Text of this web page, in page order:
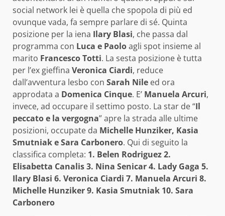
social network lei è quella che spopola di più ed
ovunque vada, fa sempre parlare di sé. Quinta
posizione per la iena Ilary Blasi, che passa dal
programma con Luca e Paoloagli spot insieme al
marito Francesco Totti. La sesta posizione è tutta
per l’ex gieffina Veronica Ciardi, reduce
dall’avventura lesbo con Sarah Nile ed ora
approdata a Domenica Cinque. E’ Manuela Arcuri,
invece, ad occupare il settimo posto. La star de “Il
peccato e la vergogna” apre la strada alle ultime
posizioni, occupate da Michelle Hunziker, Kasia
Smutniak e Sara Carbonero. Qui di seguito la
classifica completa: 1. Belen Rodriguez 2.
Elisabetta Canalis 3. Nina Senicar 4. Lady Gaga 5.
Ilary Blasi 6. Veronica Ciardi 7. Manuela Arcuri 8.
Michelle Hunziker 9. Kasia Smutniak 10. Sara
Carbonero